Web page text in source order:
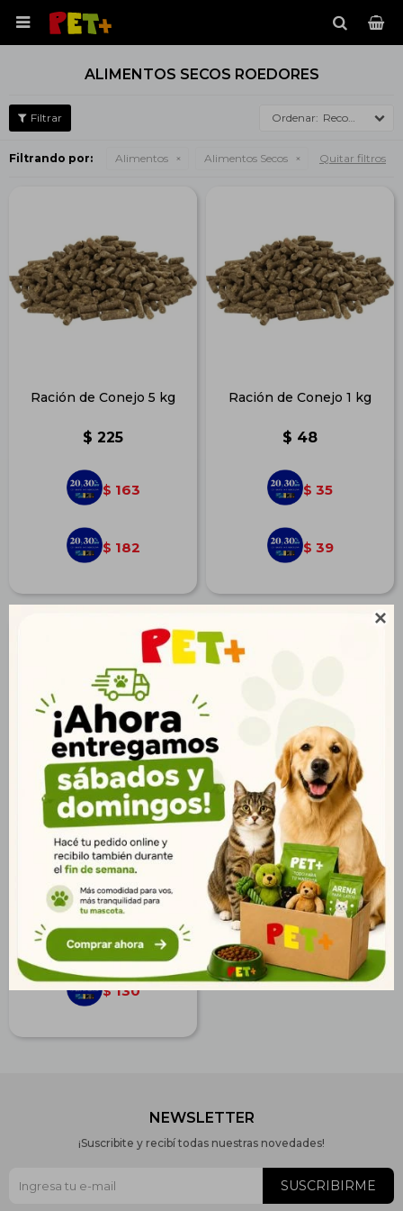


ALIMENTOS SECOS ROEDORES
Recomendados
Filtrando por: Alimentos Alimentos Secos Quitar filtros
Ración de Conejo 5 kg
$ 225
$ 163
$ 182
Ración de Conejo 1 kg
$ 48
$ 35
$ 39
Alimento Balanceado para
Chinchillas, Cuises y
Conejos
$ 116
$ 130
NEWSLETTER
¡Suscribite y recibí todas nuestras novedades!
SUSCRIBIRME